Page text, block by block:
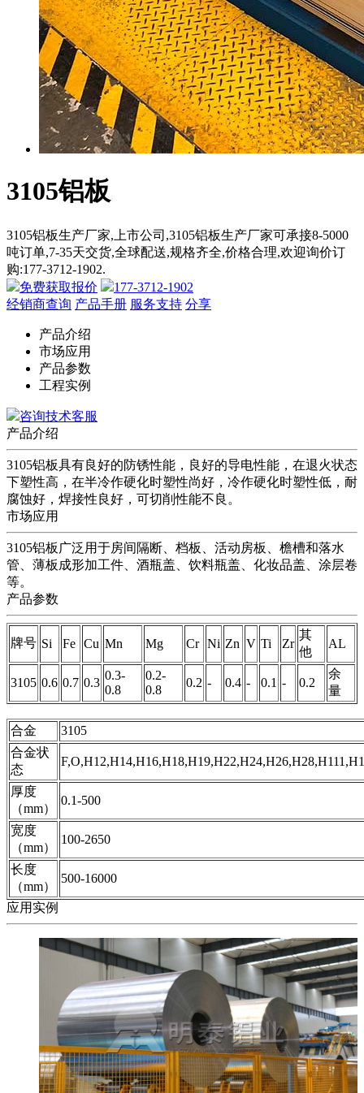
3105铝板
3105铝板生产厂家,上市公司,3105铝板生产厂家可承接8-5000
吨订单,7-35天交货,全球配送,规格齐全,价格合理,欢迎询价订
购:177-3712-1902.
免费获取报价
177-3712-1902
经销商查询 产品手册 服务支持 分享
产品介绍
市场应用
产品参数
工程实例
咨询技术客服
产品介绍
3105铝板具有良好的防锈性能，良好的导电性能，在退火状态
下塑性高，在半冷作硬化时塑性尚好，冷作硬化时塑性低，耐
腐蚀好，焊接性良好，可切削性能不良。
市场应用
3105铝板广泛用于房间隔断、档板、活动房板、檐槽和落水
管、薄板成形加工件、酒瓶盖、饮料瓶盖、化妆品盖、涂层卷
等。
产品参数
牌号 Si Fe Cu Mn Mg Cr Ni Zn V Ti Zr
其
他
AL
3105 0.6 0.7 0.3
0.3-
0.8
0.2-
0.8
0.2 - 0.4 - 0.1 - 0.2
余
量
合金
3105
合金状
态
厚度
（mm）
0.1-500
宽度
（mm）
100-2650
长度
（mm）
500-16000
应用实例